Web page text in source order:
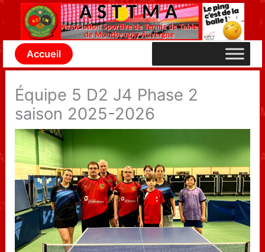
contenu
Accueil
Équipe 5 D2 J4 Phase 2
saison 2025-2026